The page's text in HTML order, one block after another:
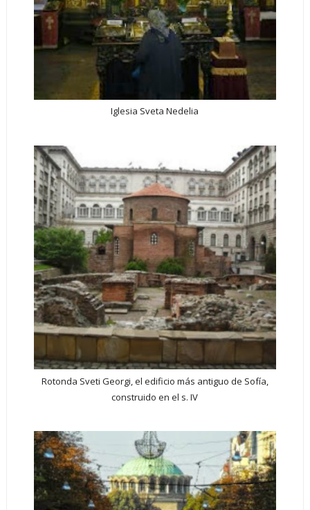
Iglesia Sveta Nedelia
Rotonda Sveti Georgi, el edificio más antiguo de Sofía,
construido en el s. IV